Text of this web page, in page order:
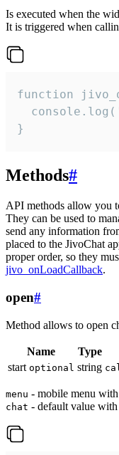
Is executed when the
It is triggered when
function
}
Methods#
API methods allow you
They can be used to
send any information
placed to the JivoChat
proper order, so they
jivo_onLoadCallback.
open#
Method allows to open
Name Type
start optional string
menu - mobile menu
chat - default value